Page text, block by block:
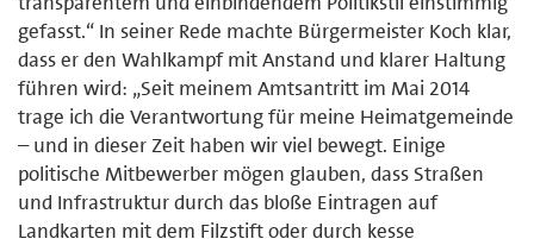
gefasst.“ In seiner Rede machte Bürgermeister Koch klar,
dass er den Wahlkampf mit Anstand und klarer Haltung
führen wird: „Seit meinem Amtsantritt im Mai 2014
trage ich die Verantwortung für meine Heimatgemeinde
– und in dieser Zeit haben wir viel bewegt. Einige
politische Mitbewerber mögen glauben, dass Straßen
und Infrastruktur durch das bloße Eintragen auf
Landkarten mit dem Filzstift oder durch kesse